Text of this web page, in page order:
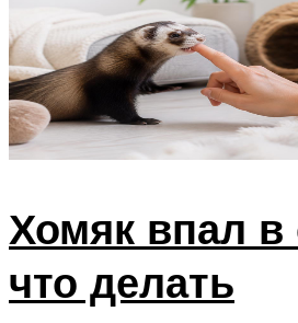
Хомяк впал в
что делать